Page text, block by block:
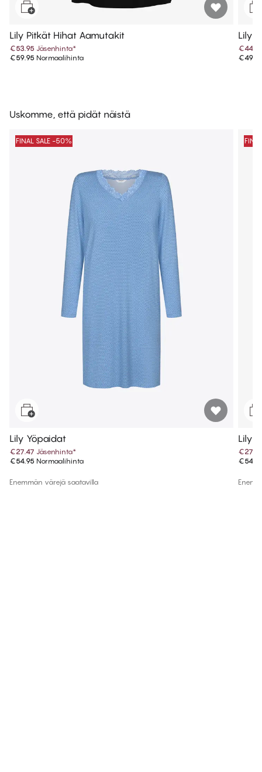
Lily Pitkät Hihat Aamutakit
€53.95 Jäsenhinta*
€59.95 Normaalihinta
Lily
Uskomme, että pidät näistä
FINAL SALE -50%
Lily Yöpaidat
€27.47 Jäsenhinta*
€54.95 Normaalihinta
Enemmän värejä saatavilla
Lily